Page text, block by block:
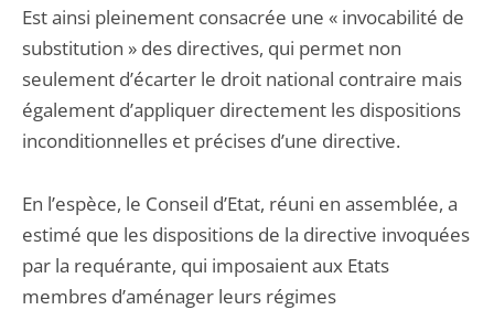
Est ainsi pleinement consacrée une « invocabilité de
substitution » des directives, qui permet non
seulement d’écarter le droit national contraire mais
également d’appliquer directement les dispositions
inconditionnelles et précises d’une directive.
En l’espèce, le Conseil d’Etat, réuni en assemblée, a
estimé que les dispositions de la directive invoquées
par la requérante, qui imposaient aux Etats
membres d’aménager leurs régimes